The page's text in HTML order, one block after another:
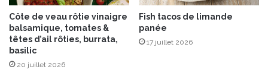
c
e
L
a
e
Côte de veau rôtie vinaigre
balsamique, tomates &
têtes d’ail rôties, burrata,
basilic
20 juillet 2026
Fish tacos de limande
panée
17 juillet 2026